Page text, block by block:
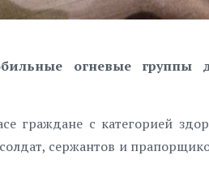
огневые группы
граждане с категорией
сержантов и